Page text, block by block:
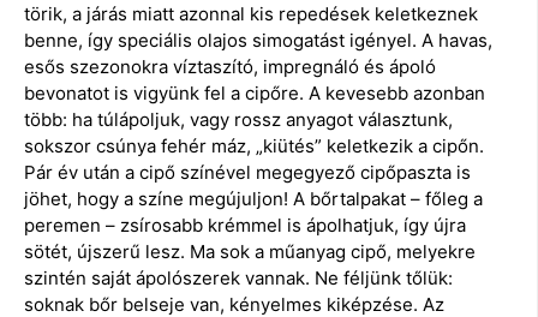
törik, a járás miatt azonnal kis repedések keletkeznek
benne, így speciális olajos simogatást igényel. A havas,
esős szezonokra víztaszító, impregnáló és ápoló
bevonatot is vigyünk fel a cipőre. A kevesebb azonban
több: ha túlápoljuk, vagy rossz anyagot választunk,
sokszor csúnya fehér máz, „kiütés” keletkezik a cipőn.
Pár év után a cipő színével megegyező cipőpaszta is
jöhet, hogy a színe megújuljon! A bőrtalpakat – főleg a
peremen – zsírosabb krémmel is ápolhatjuk, így újra
sötét, újszerű lesz. Ma sok a műanyag cipő, melyekre
szintén saját ápolószerek vannak. Ne féljünk tőlük:
soknak bőr belseje van, kényelmes kiképzése. Az